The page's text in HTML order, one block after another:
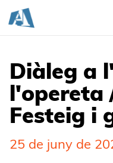
Diàleg a
l'opereta
Festeig i
25 de juny de